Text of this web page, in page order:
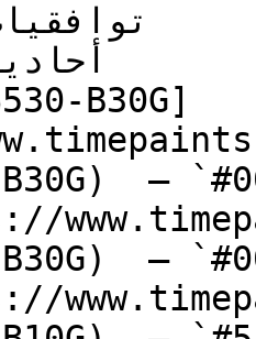
B30G]
B30G)  —
B30G)  —